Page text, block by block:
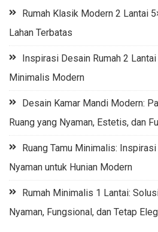
Rumah Klasik Modern 2 Lantai
Lahan Terbatas
Inspirasi Desain Rumah 2
Minimalis Modern
Desain Kamar Mandi Modern:
Ruang yang Nyaman, Estetis, dan
Ruang Tamu Minimalis:
Nyaman untuk Hunian Modern
Rumah Minimalis 1 Lantai:
Nyaman, Fungsional, dan Tetap